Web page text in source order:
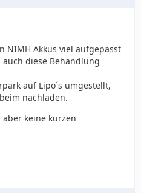
NIMH Akkus viel aufgepasst
diese Behandlung
auf Lipo´s umgestellt,
nachladen.
keine kurzen